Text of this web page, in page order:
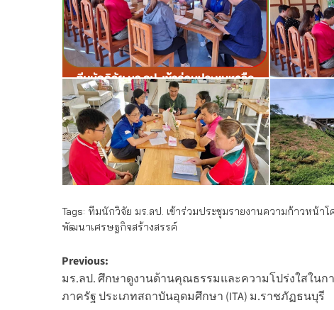
Tags: ทีมนักวิจัย มร.ลป. เข้าร่วมประชุมรายงานความก้าวหน้าโ
พัฒนาเศรษฐกิจสร้างสรรค์
Post
navigation
Previous:
มร.ลป. ศึกษาดูงานด้านคุณธรรมและความโปร่งใสในก
ภาครัฐ ประเภทสถาบันอุดมศึกษา (ITA) ม.ราชภัฏธนบุรี